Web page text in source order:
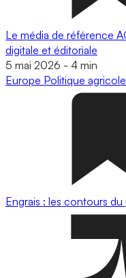
Le média de référence
digitale et éditoriale
5 mai 2026 - 4 min
Europe Politique agricole
Engrais : les contours du